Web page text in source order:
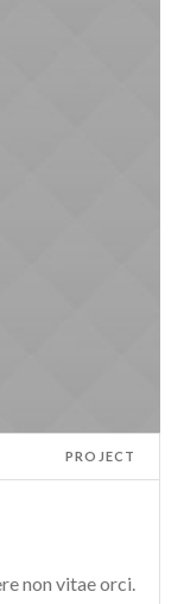
PROJECT
non vitae orci.